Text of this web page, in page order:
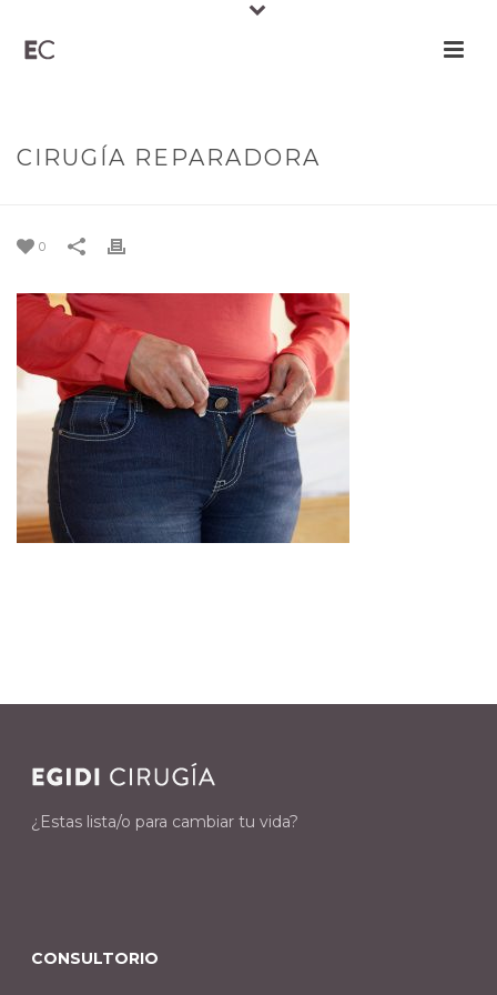
CIRUGÍA REPARADORA
0
¿Estas lista/o para cambiar tu vida?
CONSULTORIO